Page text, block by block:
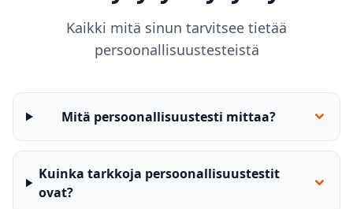
Kaikki mitä sinun tarvitsee tietää
persoonallisuustesteistä
Mitä persoonallisuustesti mittaa?
Kuinka tarkkoja persoonallisuustestit
ovat?